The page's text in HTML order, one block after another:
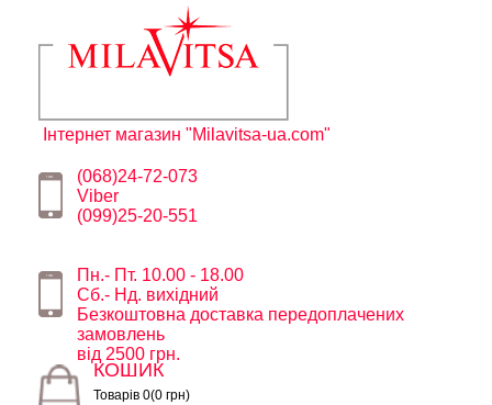
Інтернет магазин "Milavitsa-ua.com"
(068)24-72-073
Viber
(099)25-20-551
Пн.- Пт. 10.00 - 18.00
Сб.- Нд. вихідний
Безкоштовна доставка передоплачених
замовлень
від 2500 грн.
КОШИК
Товарів 0(0 грн)